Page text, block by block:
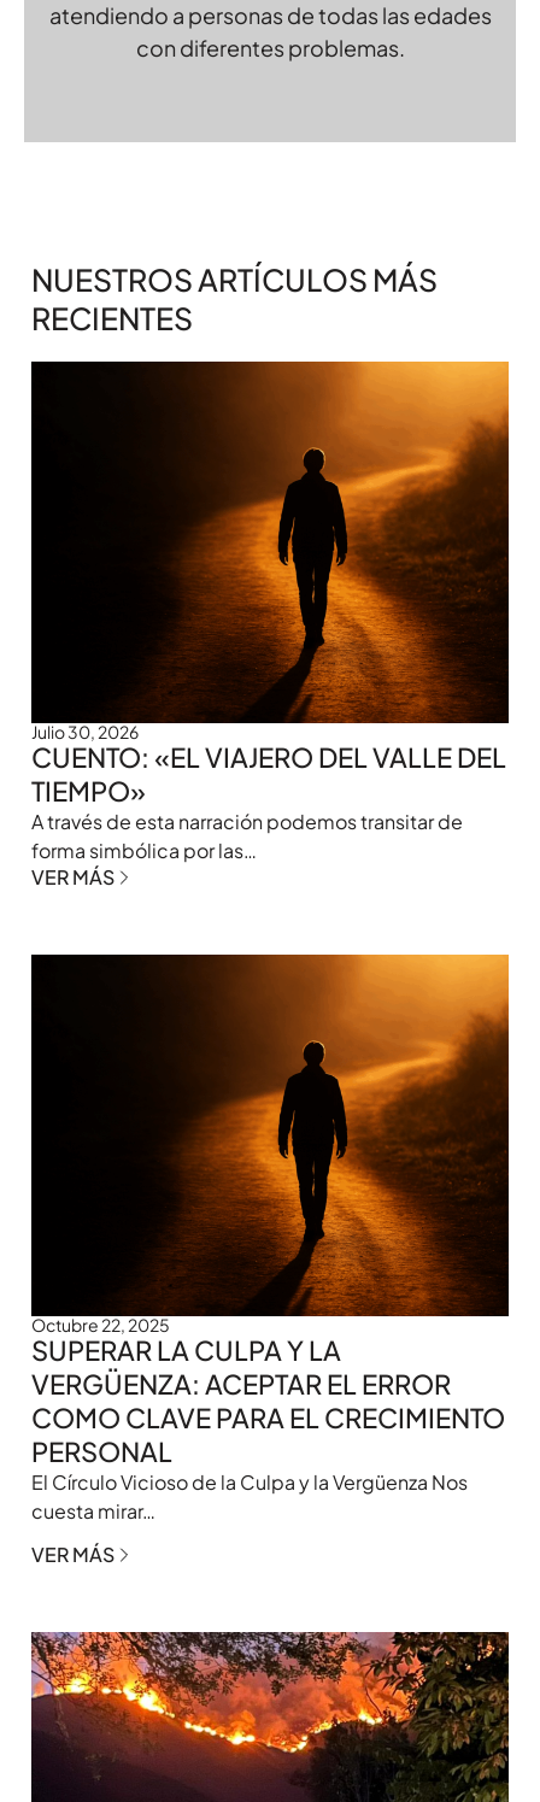
atendiendo a personas de todas las edades
con diferentes problemas.
NUESTROS ARTÍCULOS MÁS
RECIENTES
Julio 30, 2026
CUENTO: «EL VIAJERO DEL VALLE DEL
TIEMPO»
A través de esta narración podemos transitar de
forma simbólica por las…
VER MÁS
Octubre 22, 2025
SUPERAR LA CULPA Y LA
VERGÜENZA: ACEPTAR EL ERROR
COMO CLAVE PARA EL CRECIMIENTO
PERSONAL
El Círculo Vicioso de la Culpa y la Vergüenza Nos
cuesta mirar…
VER MÁS